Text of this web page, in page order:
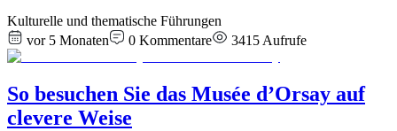
Kulturelle und thematische Führungen
vor 5 Monaten
0 Kommentare 3415Aufrufe
So besuchen Sie das Musée d’Orsay auf
clevere Weise